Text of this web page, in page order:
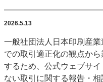
新商品
SDGs・地域
ポストプレス
市場・統計
人事・移転・異動
特集記事カテゴリー一覧
2026.5.13
一般社団法人日本印刷産
での取引適正化の観点か
するため、公式ウェブサ
ない取引に関する報告・